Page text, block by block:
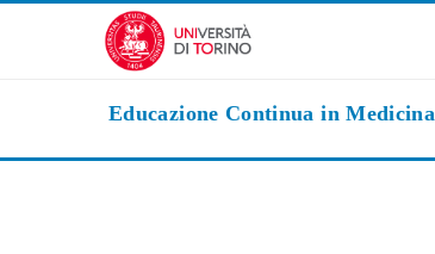
Vai al contenuto principale
Educazione Continua in Medicina